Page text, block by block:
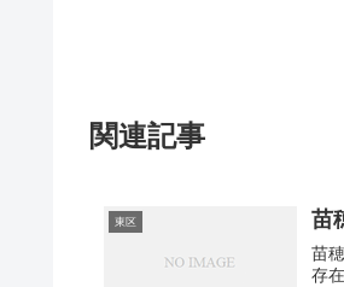
関連記事
東区 苗
苗
存